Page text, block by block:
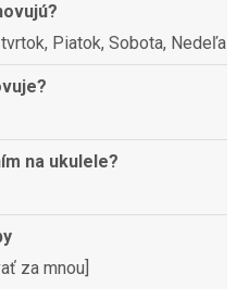
Piatok, Sobota, Nedeľa
na ukulele?
za mnou]